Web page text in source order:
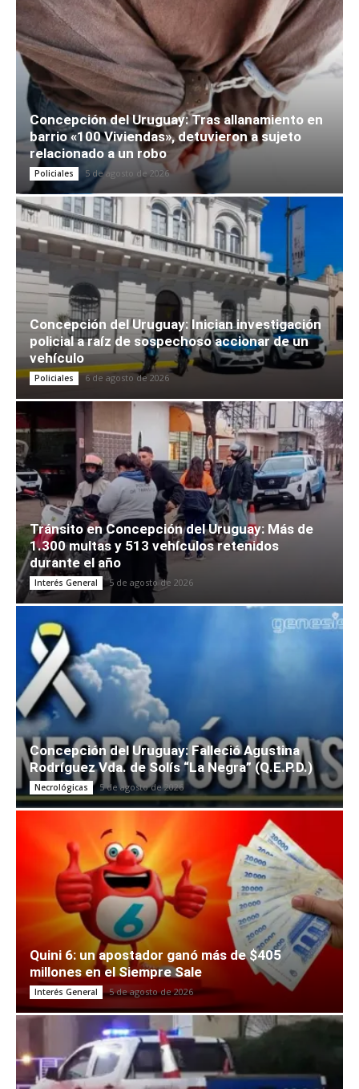
Concepción del Uruguay: Tras allanamiento en
barrio «100 Viviendas», detuvieron a sujeto
relacionado a un robo
Policiales 5 de agosto de 2026
Concepción del Uruguay: Inician investigación
policial a raíz de sospechoso accionar de un
vehículo
Policiales 6 de agosto de 2026
Tránsito en Concepción del Uruguay: Más de
1.300 multas y 513 vehículos retenidos
durante el año
Interés General 5 de agosto de 2026
Concepción del Uruguay: Falleció Agustina
Rodríguez Vda. de Solís “La Negra” (Q.E.P.D.)
Necrológicas 5 de agosto de 2026
Quini 6: un apostador ganó más de $405
millones en el Siempre Sale
Interés General 5 de agosto de 2026